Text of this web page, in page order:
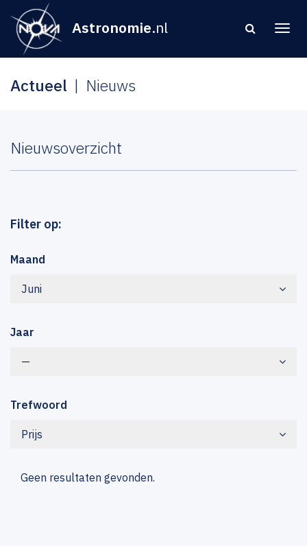
Astronomie.nl
Actueel Nieuws
Nieuwsoverzicht
Filter op:
Maand
Juni
Jaar
—
Trefwoord
Prijs
Geen resultaten gevonden.